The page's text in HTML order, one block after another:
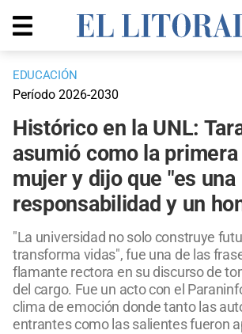
EDUCACIÓN
Período 2026-2030
Histórico en la UNL:
asumió como la
mujer y dijo que "es una
responsabilidad y un
"La universidad no solo construye
transforma vidas", fue una de las
flamante rectora en su discurso de
del cargo. Fue un acto con el
clima de emoción donde tanto las
entrantes como las salientes fueron